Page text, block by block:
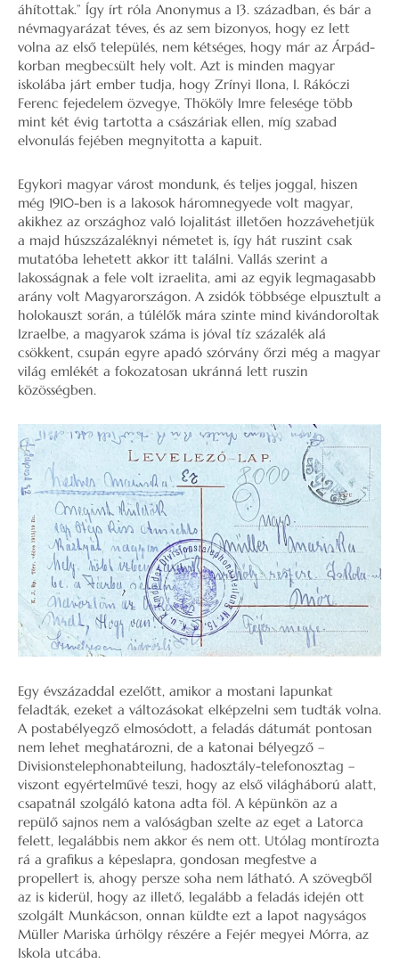
áhítottak.” Így írt róla Anonymus a 13. században, és bár a
névmagyarázat téves, és az sem bizonyos, hogy ez lett
volna az első település, nem kétséges, hogy már az Árpád-
korban megbecsült hely volt. Azt is minden magyar
iskolába járt ember tudja, hogy Zrínyi Ilona, I. Rákóczi
Ferenc fejedelem özvegye, Thököly Imre felesége több
mint két évig tartotta a császáriak ellen, míg szabad
elvonulás fejében megnyitotta a kapuit.
Egykori magyar várost mondunk, és teljes joggal, hiszen
még 1910-ben is a lakosok háromnegyede volt magyar,
akikhez az országhoz való lojalitást illetően hozzávehetjük
a majd húszszázaléknyi németet is, így hát ruszint csak
mutatóba lehetett akkor itt találni. Vallás szerint a
lakosságnak a fele volt izraelita, ami az egyik legmagasabb
arány volt Magyarországon. A zsidók többsége elpusztult a
holokauszt során, a túlélők mára szinte mind kivándoroltak
Izraelbe, a magyarok száma is jóval tíz százalék alá
csökkent, csupán egyre apadó szórvány őrzi még a magyar
világ emlékét a fokozatosan ukránná lett ruszin
közösségben.
Egy évszázaddal ezelőtt, amikor a mostani lapunkat
feladták, ezeket a változásokat elképzelni sem tudták volna.
A postabélyegző elmosódott, a feladás dátumát pontosan
nem lehet meghatározni, de a katonai bélyegző –
Divisionstelephonabteilung, hadosztály-telefonosztag –
viszont egyértelművé teszi, hogy az első világháború alatt,
csapatnál szolgáló katona adta föl. A képünkön az a
repülő sajnos nem a valóságban szelte az eget a Latorca
felett, legalábbis nem akkor és nem ott. Utólag montírozta
rá a grafikus a képeslapra, gondosan megfestve a
propellert is, ahogy persze soha nem látható. A szövegből
az is kiderül, hogy az illető, legalább a feladás idején ott
szolgált Munkácson, onnan küldte ezt a lapot nagyságos
Müller Mariska úrhölgy részére a Fejér megyei Mórra, az
Iskola utcába.